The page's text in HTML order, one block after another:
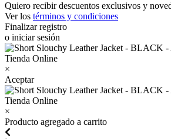
Quiero recibir descuentos exclusivos y
Ver los términos y condiciones
Finalizar registro
o iniciar sesión
×
Aceptar
×
Producto agregado a carrito